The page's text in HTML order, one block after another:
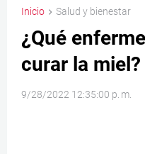
Inicio Salud y bienestar
¿Qué
curar la miel?
9/28/2022 12:35:00 p. m.